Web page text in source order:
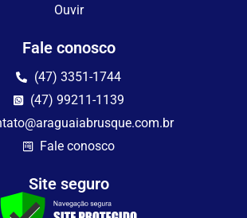
Ouvir
Fale conosco
(47) 3351-1744
(47) 99211-1139
Fale conosco
Site seguro